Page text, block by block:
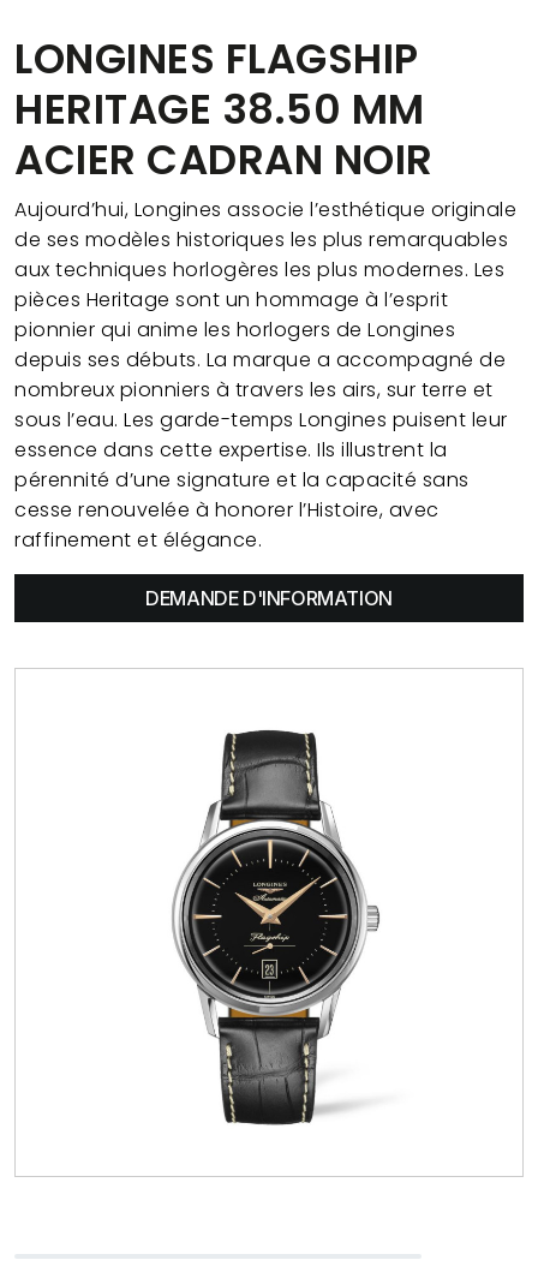
LONGINES FLAGSHIP
HERITAGE 38.50 MM
ACIER CADRAN NOIR
Aujourd’hui, Longines associe l’esthétique originale
de ses modèles historiques les plus remarquables
aux techniques horlogères les plus modernes. Les
pièces Heritage sont un hommage à l’esprit
pionnier qui anime les horlogers de Longines
depuis ses débuts. La marque a accompagné de
nombreux pionniers à travers les airs, sur terre et
sous l’eau. Les garde-temps Longines puisent leur
essence dans cette expertise. Ils illustrent la
pérennité d’une signature et la capacité sans
cesse renouvelée à honorer l’Histoire, avec
raffinement et élégance.
DEMANDE D'INFORMATION